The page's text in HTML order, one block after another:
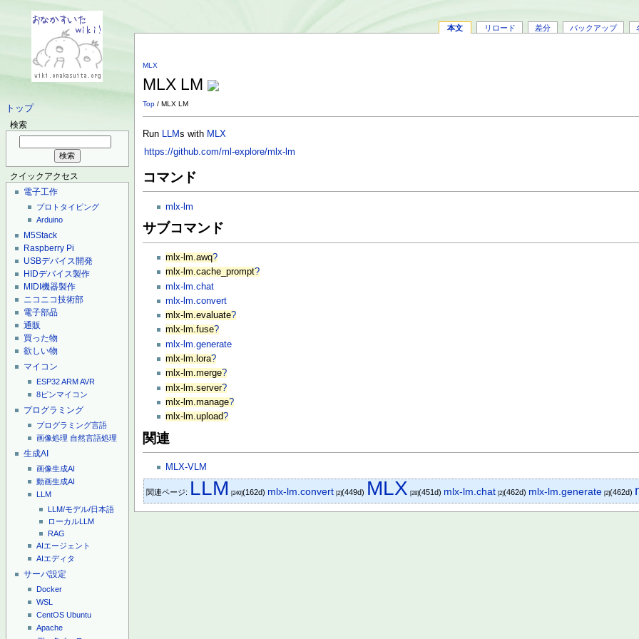
トップ
検索
クイックアクセス
電子工作
プロトタイピング
Arduino
M5Stack
Raspberry Pi
USBデバイス開発
HIDデバイス製作
MIDI機器製作
ニコニコ技術部
電子部品
通販
買った物
欲しい物
マイコン
ESP32ARMAVR
8ピンマイコン
プログラミング
プログラミング言語
画像処理 自然言語処理
生成AI
画像生成AI
動画生成AI
LLM
LLM/モデル/日本語
ローカルLLM
RAG
AIエージェント
AIエディタ
サーバ設定
Docker
WSL
CentOS Ubuntu
Apache
本文 リロード 差分 バックアップ
MLX
MLX LM
Top / MLX LM
Run LLMs with MLX
https://github.com/ml-explore/mlx-lm
コマンド
mlx-lm
サブコマンド
mlx-lm.awq?
mlx-lm.cache_prompt?
mlx-lm.chat
mlx-lm.convert
mlx-lm.evaluate?
mlx-lm.fuse?
mlx-lm.generate
mlx-lm.lora?
mlx-lm.merge?
mlx-lm.server?
mlx-lm.manage?
mlx-lm.upload?
関連
MLX-VLM
関連ページ: LLM [240](162d) mlx-lm.convert [2](449d) MLX [28](451d) mlx-lm.chat [2](462d) mlx-lm.generate [2](462d)